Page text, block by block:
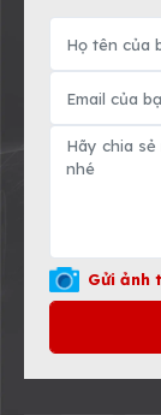
Gửi ảnh